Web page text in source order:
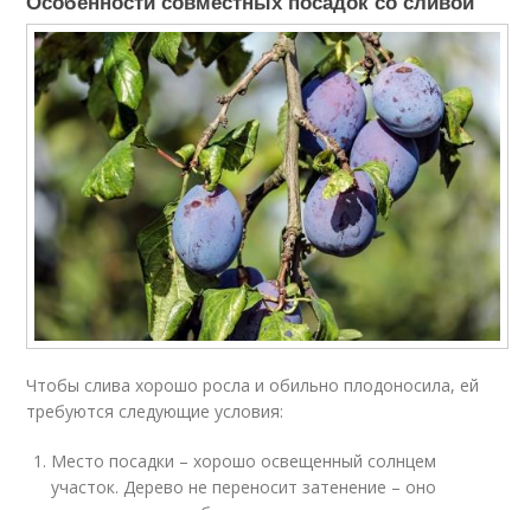
Чтобы слива хорошо росла и обильно плодоносила, ей
требуются следующие условия:
Место посадки – хорошо освещенный солнцем
участок. Дерево не переносит затенение – оно